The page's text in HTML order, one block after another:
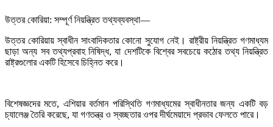
উত্তর কোরিয়া: সম্পূর্ণ নিয়ন্ত্রিত তথ্যব্যবস্থা—
উত্তর কোরিয়ায় স্বাধীন সাংবাদিকতার কোনো সুযোগ নেই। রাষ্ট্রীয় নিয়ন্ত্রিত গণমাধ্যম
ছাড়া অন্য সব তথ্যপ্রবাহ নিষিদ্ধ, যা দেশটিকে বিশ্বের সবচেয়ে কঠোর তথ্য নিয়ন্ত্রিত
রাষ্ট্রগুলোর একটি হিসেবে চিহ্নিত করে।
বিশেষজ্ঞদের মতে, এশিয়ার বর্তমান পরিস্থিতি গণমাধ্যমের স্বাধীনতার জন্য একটি বড়
চ্যালেঞ্জ তৈরি করেছে, যা গণতন্ত্র ও স্বচ্ছতার ওপর দীর্ঘমেয়াদে প্রভাব ফেলতে পারে।